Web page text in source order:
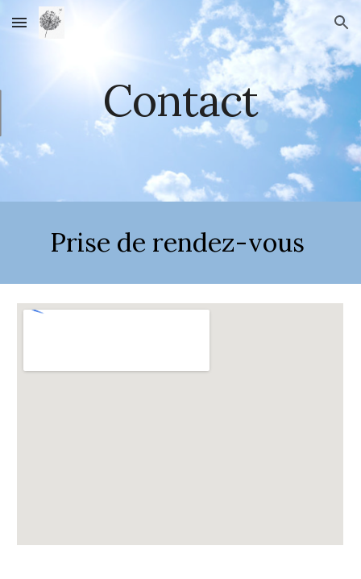
Skip to main content Skip to navigation
Contact
Prise de rendez-vous